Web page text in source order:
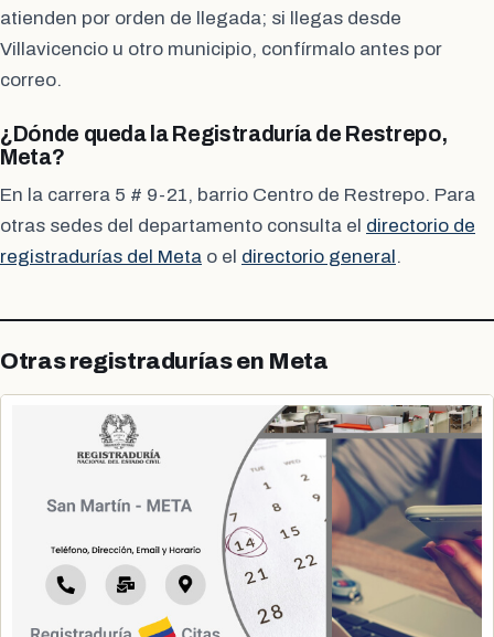
atienden por orden de llegada; si llegas desde
Villavicencio u otro municipio, confírmalo antes por
correo.
¿Dónde queda la Registraduría de Restrepo,
Meta?
En la carrera 5 # 9-21, barrio Centro de Restrepo. Para
otras sedes del departamento consulta el directorio de
registradurías del Meta o el directorio general.
Otras registradurías en Meta